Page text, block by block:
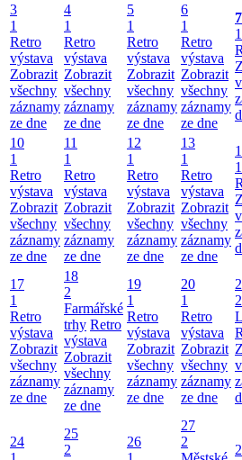
3
1
Retro
výstava
Zobrazit
všechny
záznamy
ze dne
4
1
Retro
výstava
Zobrazit
všechny
záznamy
ze dne
5
1
Retro
výstava
Zobrazit
všechny
záznamy
ze dne
6
1
Retro
výstava
Zobrazit
všechny
záznamy
ze dne
7
1
10
1
Retro
výstava
Zobrazit
všechny
záznamy
ze dne
11
1
Retro
výstava
Zobrazit
všechny
záznamy
ze dne
12
1
Retro
výstava
Zobrazit
všechny
záznamy
ze dne
13
1
Retro
výstava
Zobrazit
všechny
záznamy
ze dne
1
17
1
Retro
výstava
Zobrazit
všechny
záznamy
ze dne
18
2
Farmářské
trhy Retro
výstava
Zobrazit
všechny
záznamy
ze dne
19
1
Retro
výstava
Zobrazit
všechny
záznamy
ze dne
20
1
Retro
výstava
Zobrazit
všechny
záznamy
ze dne
2
24
25
2
26
27
2